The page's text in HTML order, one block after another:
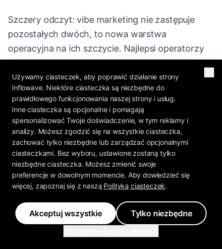
Szczery odczyt: vibe marketing nie zastępuje
pozostałych dwóch, to nowa warstwa
operacyjna na ich szczycie. Najlepsi operatorzy
pożyczają eksperymentalny rygor growth
hackingu i strategiczną dyscyplinę tradycyjnego
marketingu, a następnie dodają szybkość AI.
Etykieta liczy się mniej niż przepływ pracy.
Dla kogo jest vibe marketing
(a dla kogo nie)
To świetne dopasowanie, jeśli jesteś:
Założycielem solo lub bootstrapowym
Używamy ciasteczek, aby poprawić działanie strony
Inflowave. Niektóre ciasteczka są niezbędne do
prawidłowego funkcjonowania naszej strony i usług.
Inne ciasteczka są opcjonalne i pomagają
spersonalizować Twoje doświadczenie, w tym reklamy i
analizy. Możesz zgodzić się na wszystkie ciasteczka,
zachować tylko niezbędne lub zarządzać opcjonalnymi
ciasteczkami. Bez wyboru, ustawione zostaną tylko
niezbędne ciasteczka. Możesz zmienić swoje
preferencje w dowolnym momencie. Aby dowiedzieć się
więcej, zapoznaj się z naszą Polityką ciasteczek.
Akceptuj wszystkie
Tylko niezbędne